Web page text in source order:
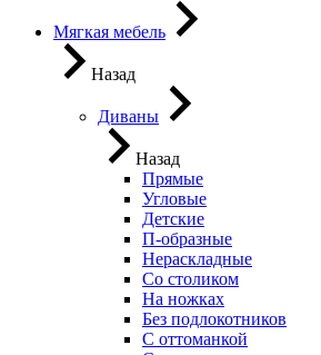
Мягкая мебель
Назад
Диваны
Назад
Прямые
Угловые
Детские
П-образные
Нераскладные
Со столиком
На ножках
Без подлокотников
С оттоманкой